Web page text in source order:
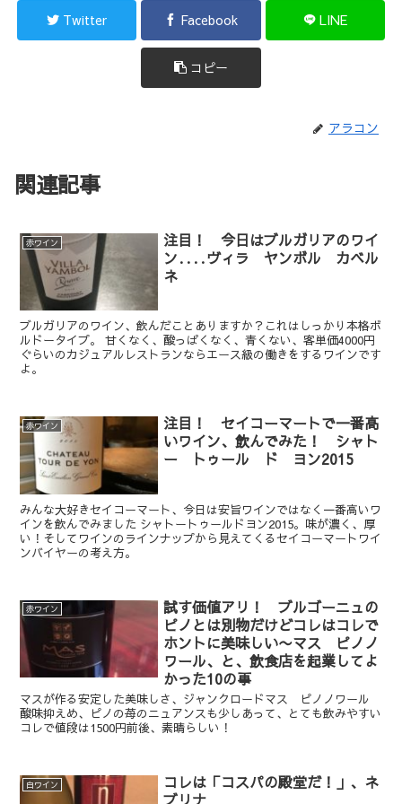
Twitter Facebook LINE
コピー
アラコン
関連記事
赤ワイン
注目！ 今日はブルガリアのワイ
ン‥‥ヴィラ ヤンボル カベル
ネ
ブルガリアのワイン、飲んだことありますか？これはしっかり本格ボ
ルドータイプ。 甘くなく、酸っぱくなく、青くない、客単価4000円
ぐらいのカジュアルレストランならエース級の働きをするワインです
よ。
赤ワイン
注目！ セイコーマートで一番高
いワイン、飲んでみた！ シャト
ー トゥール ド ヨン2015
みんな大好きセイコーマート、今日は安旨ワインではなく一番高いワ
インを飲んでみました シャトートゥールドヨン2015。味が濃く、厚
い！そしてワインのラインナップから見えてくるセイコーマートワイ
ンバイヤーの考え方。
赤ワイン
試す価値アリ！ ブルゴーニュの
ピノとは別物だけどコレはコレで
ホントに美味しい〜マス ピノノ
ワール、と、飲食店を起業してよ
かった10の事
マスが作る安定した美味しさ、ジャンクロードマス ピノノワール
酸味抑えめ、ピノの苺のニュアンスも少しあって、とても飲みやすい
コレで値段は1500円前後、素晴らしい！
白ワイン
コレは「コスパの殿堂だ！」、ネ
ブリナ